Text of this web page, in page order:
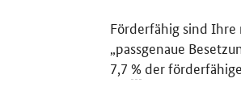
Förderfähig sind
„passgenaue
7,7 % der